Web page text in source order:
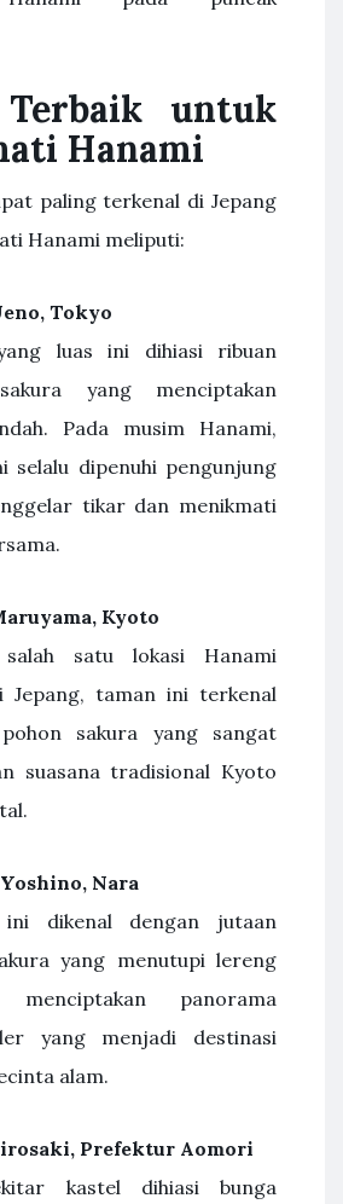
untuk
Hanami
paling terkenal di Jepang
Hanami meliputi:
Tokyo
luas ini dihiasi ribuan
yang menciptakan
Pada musim Hanami,
selalu dipenuhi pengunjung
tikar dan menikmati
Kyoto
salah satu lokasi Hanami
Jepang, taman ini terkenal
sakura yang sangat
suasana tradisional Kyoto
Nara
ini dikenal dengan jutaan
yang menutupi lereng
menciptakan panorama
yang menjadi destinasi
alam.
Prefektur Aomori
kastel dihiasi bunga